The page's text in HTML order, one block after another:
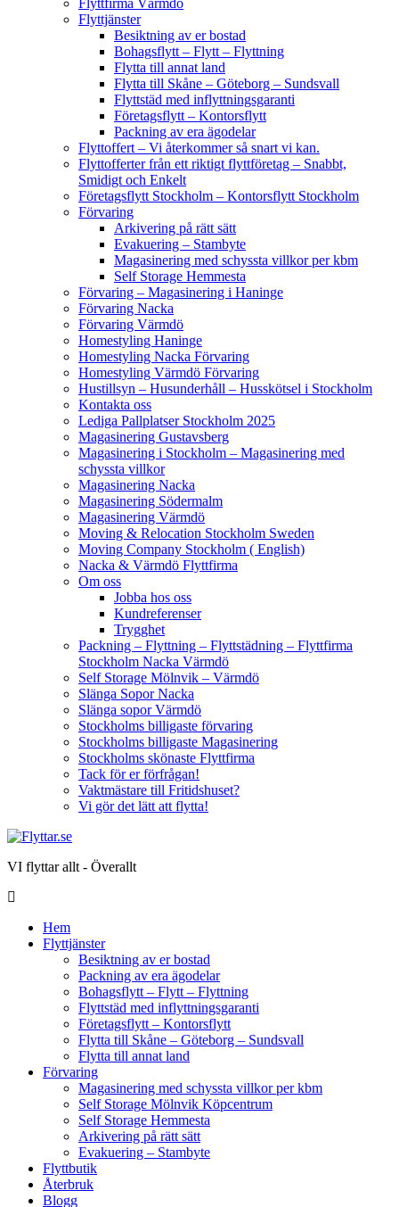
Flyttfirma Värmdö
Flyttjänster
Besiktning av er bostad
Bohagsflytt – Flytt – Flyttning
Flytta till annat land
Flytta till Skåne – Göteborg – Sundsvall
Flyttstäd med inflyttningsgaranti
Företagsflytt – Kontorsflytt
Packning av era ägodelar
Flyttoffert – Vi återkommer så snart vi kan.
Flyttofferter från ett riktigt flyttföretag – Snabbt,
Smidigt och Enkelt
Företagsflytt Stockholm – Kontorsflytt Stockholm
Förvaring
Arkivering på rätt sätt
Evakuering – Stambyte
Magasinering med schyssta villkor per kbm
Self Storage Hemmesta
Förvaring – Magasinering i Haninge
Förvaring Nacka
Förvaring Värmdö
Homestyling Haninge
Homestyling Nacka Förvaring
Homestyling Värmdö Förvaring
Hustillsyn – Husunderhåll – Husskötsel i Stockholm
Kontakta oss
Lediga Pallplatser Stockholm 2025
Magasinering Gustavsberg
Magasinering i Stockholm – Magasinering med
schyssta villkor
Magasinering Nacka
Magasinering Södermalm
Magasinering Värmdö
Moving & Relocation Stockholm Sweden
Moving Company Stockholm ( English)
Nacka & Värmdö Flyttfirma
Om oss
Jobba hos oss
Kundreferenser
Trygghet
Packning – Flyttning – Flyttstädning – Flyttfirma
Stockholm Nacka Värmdö
Self Storage Mölnvik – Värmdö
Slänga Sopor Nacka
Slänga sopor Värmdö
Stockholms billigaste förvaring
Stockholms billigaste Magasinering
Stockholms skönaste Flyttfirma
Tack för er förfrågan!
Vaktmästare till Fritidshuset?
Vi gör det lätt att flytta!
VI flyttar allt - Överallt
Hem
Flyttjänster
Besiktning av er bostad
Packning av era ägodelar
Bohagsflytt – Flytt – Flyttning
Flyttstäd med inflyttningsgaranti
Företagsflytt – Kontorsflytt
Flytta till Skåne – Göteborg – Sundsvall
Flytta till annat land
Förvaring
Magasinering med schyssta villkor per kbm
Self Storage Mölnvik Köpcentrum
Self Storage Hemmesta
Arkivering på rätt sätt
Evakuering – Stambyte
Flyttbutik
Återbruk
Blogg